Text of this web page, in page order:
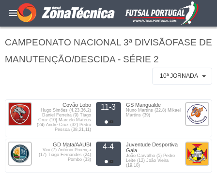
CAMPEONATO NACIONAL 3ª DIVISÃOFASE DE
MANUTENÇÃO/DESCIDA - SÉRIE 2
10ª JORNADA
Covão Lobo
Hugo Simões (4,23,36,2)
Daniel Ferreira (9) Tiago
Cruz (10) Marcelo Mateus
(24) André Cruz (32) Pedro
Pessoa (38,21,11)
11-3 GS Mangualde
Nuno Martins (22,8) Mikael
Martins (39)
GD Mata/AAUBI
Vini (7) António Proença
(17) Tiago Fernandes (24)
Pombo (33)
4-4
Juventude Desportiva
Gaia
João Carvalho (5) Pedro
Leite (12) João Vieira
(19,18)